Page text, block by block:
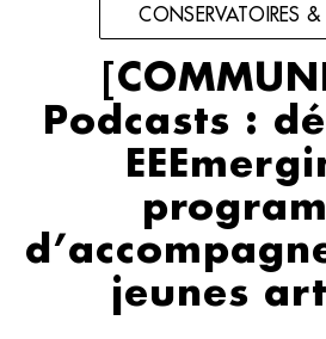
CONSERVATOIRES &
Podcasts :
jeunes